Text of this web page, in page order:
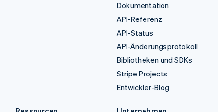
Dokumentation
API-Referenz
API-Status
API-Änderungsprotokoll
Bibliotheken und SDKs
Stripe Projects
Entwickler-Blog